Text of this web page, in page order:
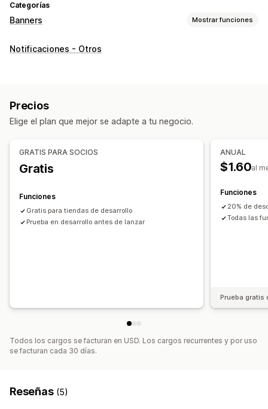
Categorías
Banners Mostrar funciones
Tipo de banner
Personalización
Enlaces y botones Fondos
Múltiples idiomas
Adaptación a dispositivos móviles
Notificaciones - Otros
Precios
Elige el plan que mejor se adapte a tu negocio.
GRATIS PARA SOCIOS
Gratis
Funciones
Gratis para tiendas de desarrollo
Prueba en desarrollo antes de lanzar
ANUAL
$1.60al
Funciones
20% de
Todas las
Prueba gratis
Todos los cargos se facturan en USD. Los cargos recurrentes y por uso
se facturan cada 30 días.
Reseñas (5)